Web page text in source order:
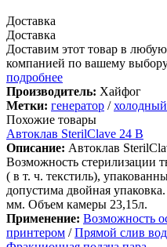
Доставка
Доставка
Доставим этот товар в
компанией по вашему
подробнее
Производитель: Хайфог
Метки: генератор /
Похожие товары
Автоклав SterilClave 24 B
Описание: Автоклав
Возможность стерилизации
( в т. ч. текстиль),
допустима двойная
мм. Объем камеры 23,15л.
Применение: Возможность
принтером /Прямой слив